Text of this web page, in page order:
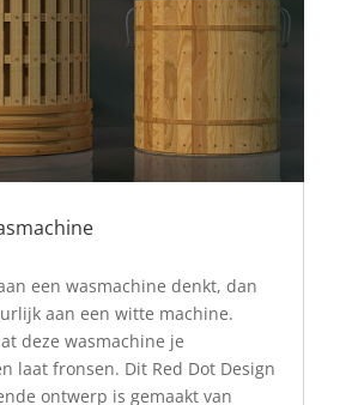
een wasmachine denkt, dan
aan een witte machine.
deze wasmachine je
laat fronsen. Dit Red Dot Design
ontwerp is gemaakt van